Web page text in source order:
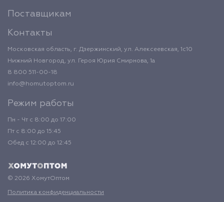
Поставщикам
Контакты
Московская область, г. Дзержинский, ул. Алексеевская, 1с10
Нижний Новгород, ул. Героя Юрия Смирнова, 1а
8 800 511-00-18
info@homutoptom.ru
Режим работы
Пн - Чт с 8:00 до 17:00
Пт с 8:00 до 15:45
Обед с 12:00 до 12:45
© 2026 ХомутОптом
Политика конфиденциальности